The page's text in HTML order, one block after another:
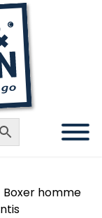
Boxer homme